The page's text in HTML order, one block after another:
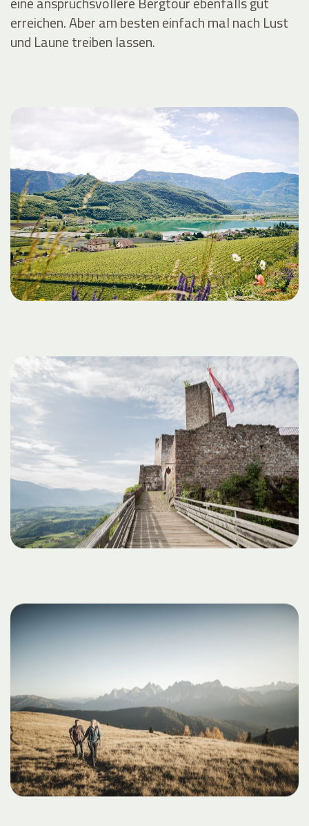
erreichen. Aber am besten einfach mal nach Lust
und Laune treiben lassen.